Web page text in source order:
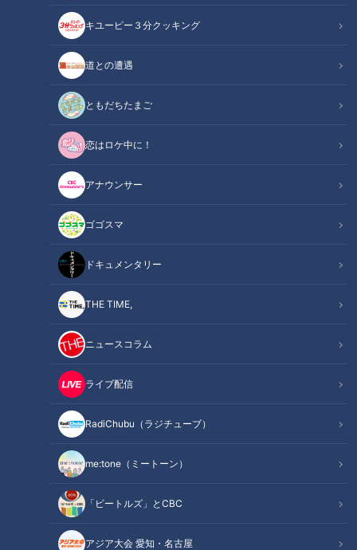
キユーピー３分クッキング
道との遭遇
ともだちたまご
恋はロケ中に！
アナウンサー
ゴゴスマ
ドキュメンタリー
THE TIME,
ニュースコラム
ライブ配信
RadiChubu（ラジチューブ）
me:tone（ミートーン）
「ビートルズ」とCBC
アジア大会 愛知・名古屋
「サンデードラゴンズ」より藤嶋健人投手(C)CBCテレビ
この記事の画像（全7枚）
記事に戻る
この記事を見たあなたへのおすすめ
CBC若狭アナがくだを巻く！
『THE TIME,』中継に「取り扱
い注意」なお酒が登場！
若狭アナのメガネが曇ってな
い！『THE TIME,』で「連柿」